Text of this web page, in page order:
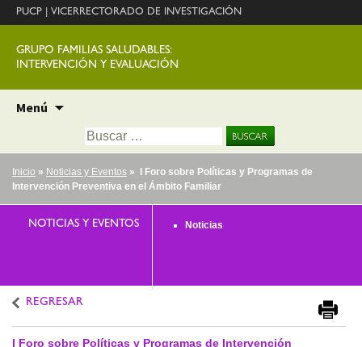
PUCP VICERRECTORADO DE INVESTIGACIÓN
GRUPO FAMILIAS SALUDABLES:
INTERVENCIÓN Y EVALUACIÓN
Menú
contenido
Buscar:
Inicio » Noticias y Eventos » I Foro sobre Políticas y Programas de
Intervención Preventiva en el Ámbito Familiar
NOTICIAS Y EVENTOS Noticias
REGRESAR
I Foro sobre Políticas y Programas de Intervención